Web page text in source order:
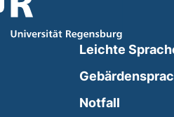
Leichte
Notfall